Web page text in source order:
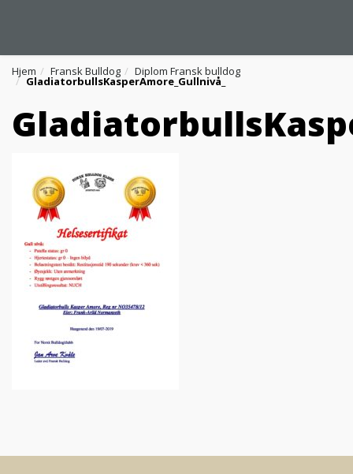
Hjem Fransk Bulldog Diplom Fransk bulldog
GladiatorbullsKasperAmore_Gullnivå_